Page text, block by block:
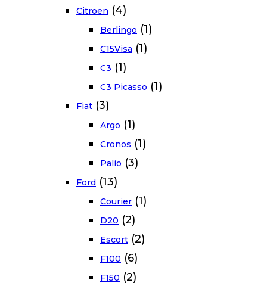
Citroen (4)
Berlingo (1)
C15Visa (1)
C3 (1)
C3 Picasso (1)
Fiat (3)
Argo (1)
Cronos (1)
Palio (3)
Ford (13)
Courier (1)
D20 (2)
Escort (2)
F100 (6)
F150 (2)